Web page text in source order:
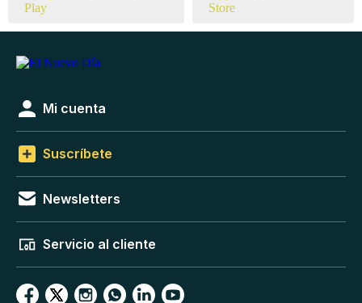
Mi cuenta
Suscríbete
Newsletters
Servicio al cliente